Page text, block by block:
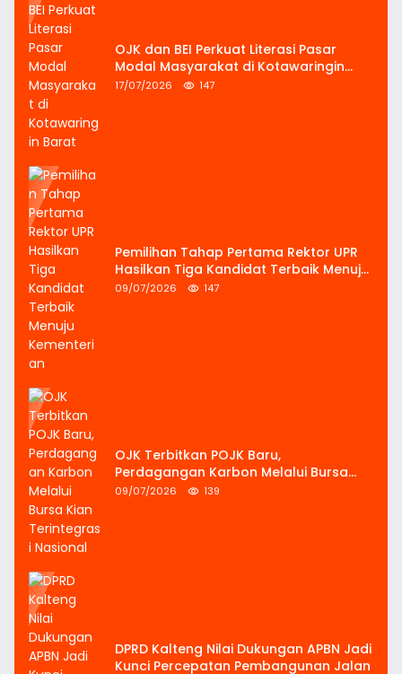
OJK dan BEI Perkuat Literasi Pasar
Modal Masyarakat di Kotawaringin
Barat
17/07/2026 147
Pemilihan Tahap Pertama Rektor UPR
Hasilkan Tiga Kandidat Terbaik Menuju
Kementerian
09/07/2026 147
OJK Terbitkan POJK Baru,
Perdagangan Karbon Melalui Bursa
Kian Terintegrasi Nasional
09/07/2026 139
DPRD Kalteng Nilai Dukungan APBN Jadi
Kunci Percepatan Pembangunan Jalan